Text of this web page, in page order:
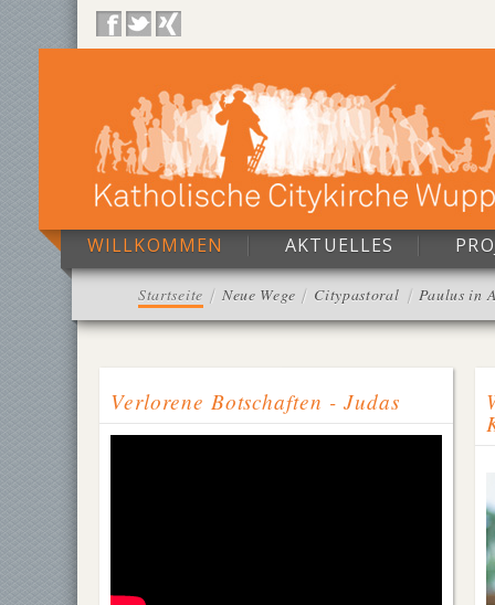
WILLKOMMEN AKTUELLES
Startseite Neue Wege Citypastoral Paulus in
Verlorene Botschaften - Judas